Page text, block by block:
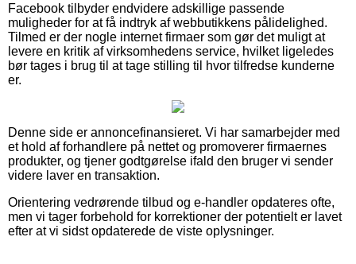
Facebook tilbyder endvidere adskillige passende
muligheder for at få indtryk af webbutikkens pålidelighed.
Tilmed er der nogle internet firmaer som gør det muligt at
levere en kritik af virksomhedens service, hvilket ligeledes
bør tages i brug til at tage stilling til hvor tilfredse kunderne
er.
Denne side er annoncefinansieret. Vi har samarbejder med
et hold af forhandlere på nettet og promoverer firmaernes
produkter, og tjener godtgørelse ifald den bruger vi sender
videre laver en transaktion.
Orientering vedrørende tilbud og e-handler opdateres ofte,
men vi tager forbehold for korrektioner der potentielt er lavet
efter at vi sidst opdaterede de viste oplysninger.